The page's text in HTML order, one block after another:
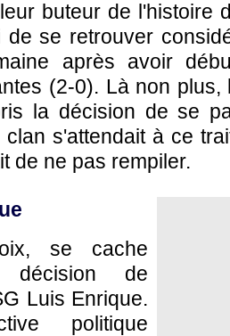
buteur de l'histoire
de se retrouver
après avoir
(2-0). Là non plus,
la décision de se
s'attendait à ce
de ne pas rempiler.
se cache
décision de
Luis Enrique.
politique